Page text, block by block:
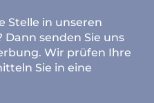
Stelle in unseren
senden Sie uns
Wir prüfen Ihre
Sie in eine